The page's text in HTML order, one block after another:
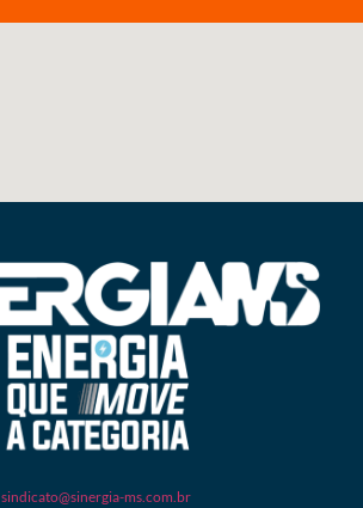
sindicato@sinergia-ms.com.br